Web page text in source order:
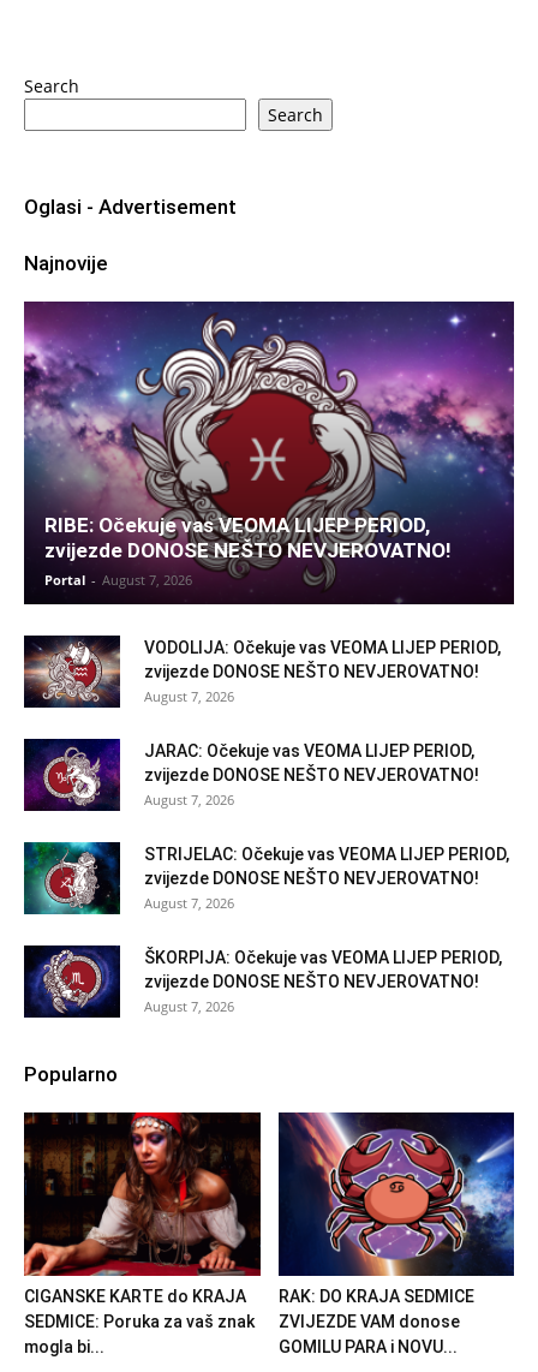
Search
Search
Oglasi - Advertisement
Najnovije
RIBE: Očekuje vas VEOMA LIJEP PERIOD,
zvijezde DONOSE NEŠTO NEVJEROVATNO!
Portal - August 7, 2026
VODOLIJA: Očekuje vas VEOMA LIJEP PERIOD,
zvijezde DONOSE NEŠTO NEVJEROVATNO!
August 7, 2026
JARAC: Očekuje vas VEOMA LIJEP PERIOD,
zvijezde DONOSE NEŠTO NEVJEROVATNO!
August 7, 2026
STRIJELAC: Očekuje vas VEOMA LIJEP PERIOD,
zvijezde DONOSE NEŠTO NEVJEROVATNO!
August 7, 2026
ŠKORPIJA: Očekuje vas VEOMA LIJEP PERIOD,
zvijezde DONOSE NEŠTO NEVJEROVATNO!
August 7, 2026
Popularno
CIGANSKE KARTE do KRAJA
SEDMICE: Poruka za vaš znak
mogla bi...
RAK: DO KRAJA SEDMICE
ZVIJEZDE VAM donose
GOMILU PARA i NOVU...